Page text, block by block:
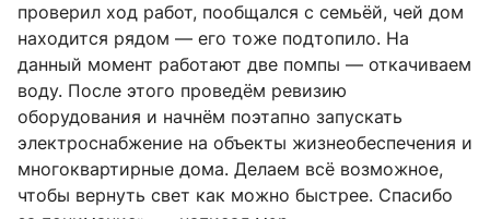
проверил ход работ, пообщался с семьёй, чей дом
находится рядом — его тоже подтопило. На
данный момент работают две помпы — откачиваем
воду. После этого проведём ревизию
оборудования и начнём поэтапно запускать
электроснабжение на объекты жизнеобеспечения и
многоквартирные дома. Делаем всё возможное,
чтобы вернуть свет как можно быстрее. Спасибо